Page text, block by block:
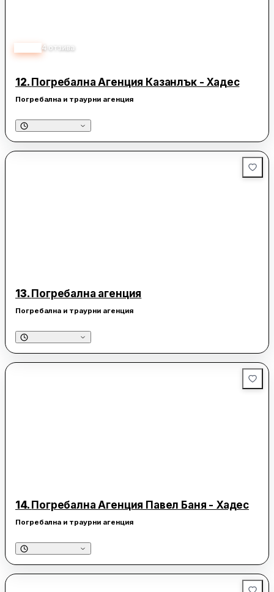
4 отзива
12. Погребална Агенция Казанлък - Хадес
Погребална и траурни агенция
13. Погребална агенция
Погребална и траурни агенция
14. Погребална Агенция Павел Баня - Хадес
Погребална и траурни агенция